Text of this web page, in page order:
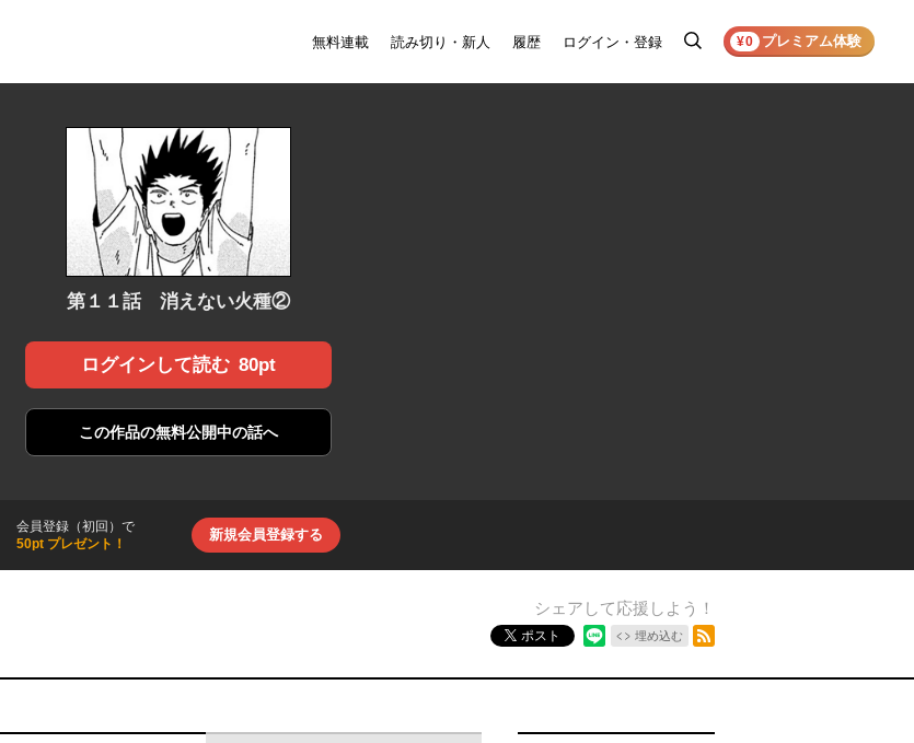
無料連載 読み切り・新人 履歴 ログイン・登録
検
¥0 プレミアム体験
第１１話 消えない火種②
ログインして読む 80pt
この作品の無料公開中の話へ
会員登録（初回）で
50pt プレゼント！
新規会員登録する
シェアして応援しよう！
ポスト 埋め込む